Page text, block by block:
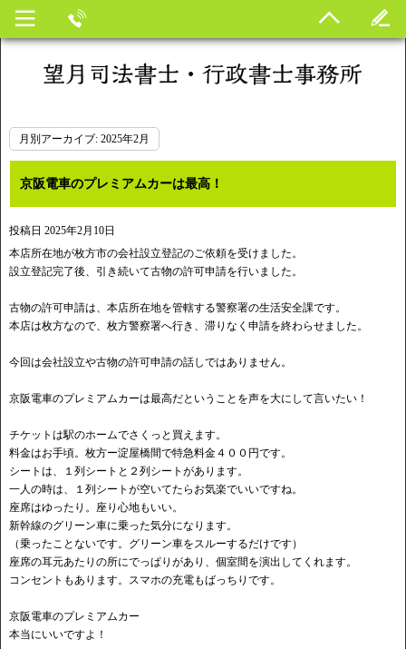
月別アーカイブ: 2025年2月
京阪電車のプレミアムカーは最高！
投稿日 2025年2月10日
本店所在地が枚方市の会社設立登記のご依頼を受けました。
設立登記完了後、引き続いて古物の許可申請を行いました。
古物の許可申請は、本店所在地を管轄する警察署の生活安全課です。
本店は枚方なので、枚方警察署へ行き、滞りなく申請を終わらせました。
今回は会社設立や古物の許可申請の話しではありません。
京阪電車のプレミアムカーは最高だということを声を大にして言いたい！
チケットは駅のホームでさくっと買えます。
料金はお手頃。枚方ー淀屋橋間で特急料金４００円です。
シートは、１列シートと２列シートがあります。
一人の時は、１列シートが空いてたらお気楽でいいですね。
座席はゆったり。座り心地もいい。
新幹線のグリーン車に乗った気分になります。
（乗ったことないです。グリーン車をスルーするだけです）
座席の耳元あたりの所にでっぱりがあり、個室間を演出してくれます。
コンセントもあります。スマホの充電もばっちりです。
京阪電車のプレミアムカー
本当にいいですよ！